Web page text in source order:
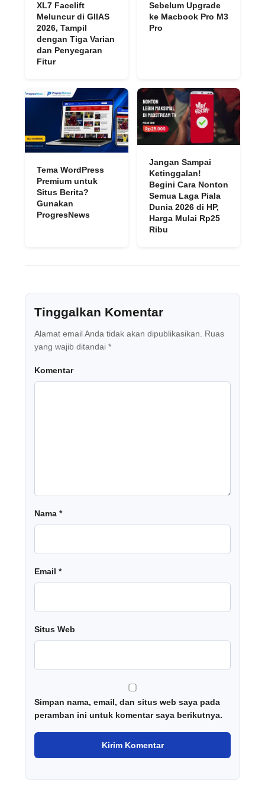
XL7 Facelift
Meluncur di GIIAS
2026, Tampil
dengan Tiga Varian
dan Penyegaran
Fitur
Sebelum Upgrade
ke Macbook Pro M3
Pro
Tema WordPress
Premium untuk
Situs Berita?
Gunakan
ProgresNews
Jangan Sampai
Ketinggalan!
Begini Cara Nonton
Semua Laga Piala
Dunia 2026 di HP,
Harga Mulai Rp25
Ribu
Tinggalkan Komentar
Alamat email Anda tidak akan dipublikasikan.
Ruas
yang wajib ditandai *
Komentar
Nama *
Email *
Situs Web
Simpan nama, email, dan situs web saya pada
peramban ini untuk komentar saya berikutnya.